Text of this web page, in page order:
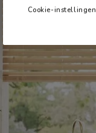
Cookie-instellingen